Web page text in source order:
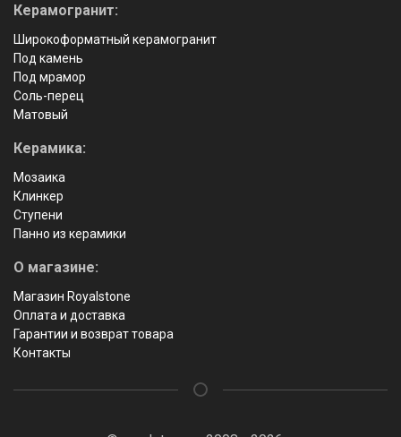
Керамогранит:
Широкоформатный керамогранит
Под камень
Под мрамор
Соль-перец
Матовый
Керамика:
Мозаика
Клинкер
Ступени
Панно из керамики
О магазине:
Магазин Royalstone
Оплата и доставка
Гарантии и возврат товара
Контакты